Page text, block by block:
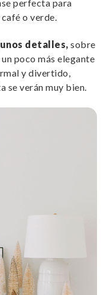
perfecta para
o verde.
detalles, sobre
poco más elegante
y divertido,
se verán muy bien.